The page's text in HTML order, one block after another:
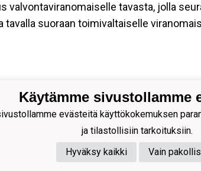
valvontaviranomaiselle tavasta, jolla
suoraan toimivaltaiselle
Palloseura ry
Rytkösen Katu 1, 70620
0281218-4
Käytämme sivustollamme
evästeitä käyttökokemuksen
ja tilastollisiin tarkoituksiin.
Hyväksy kaikki
Vain